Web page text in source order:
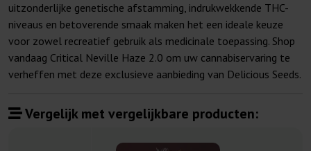
uitzonderlijke genetische afstamming, indrukwekkende THC-
niveaus en betoverende smaak maken het een ideale keuze
voor zowel recreatief gebruik als medicinale toepassing. Shop
vandaag Critical Neville Haze 2.0 om uw cannabiservaring te
verheffen met deze exclusieve aanbieding van Delicious Seeds.
Vergelijk met vergelijkbare producten: